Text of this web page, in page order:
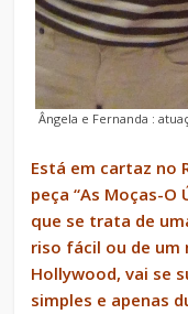
Ângela e Fernanda :
Está em cartaz no
peça “As Moças-O
que se trata de
riso fácil ou de um
Hollywood, vai se
simples e apenas